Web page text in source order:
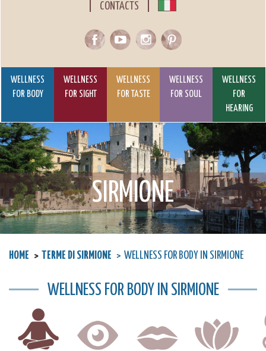
CONTACTS
WELLNESS
FOR BODY
WELLNESS
FOR SIGHT
WELLNESS
FOR TASTE
WELLNESS
FOR SOUL
WELLNESS
FOR
HEARING
SIRMIONE
HOME TERME DI SIRMIONE WELLNESS FOR BODY IN SIRMIONE
WELLNESS FOR BODY IN SIRMIONE